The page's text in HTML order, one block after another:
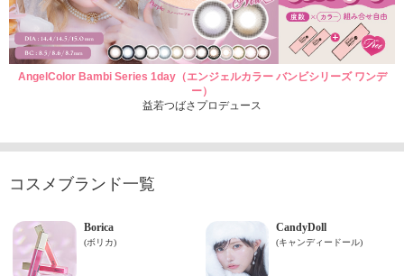
AngelColor Bambi Series 1day（エンジェルカラー バンビシリーズ ワンデ
ー）
益若つばさプロデュース
コスメブランド一覧